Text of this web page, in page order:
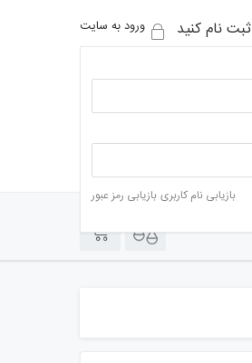
ورود به سایت
بازیابی نام کاربری بازیابی رمز عبور
ثبت نام کنید
0